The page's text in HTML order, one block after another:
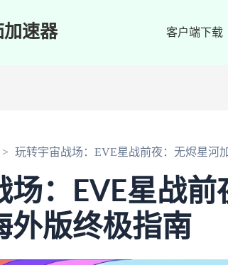
加速器 客户端下载
玩转宇宙战场：EVE星战前夜：无烬星河
场：EVE星战前
外版终极指南